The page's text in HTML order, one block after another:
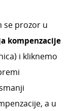
se prozor u
kompenzacije
i kliknemo
a u